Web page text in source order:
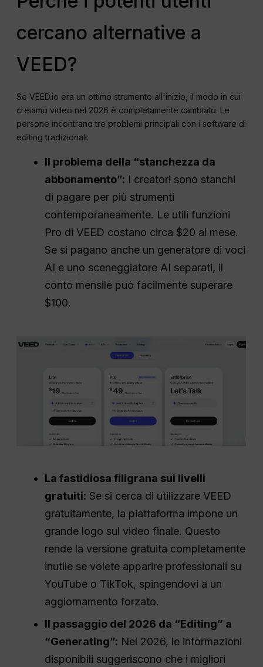
cercano alternative a
VEED?
Se VEED.io era un ottimo strumento all'inizio, il modo in cui
creiamo video nel 2026 è completamente cambiato. Le
persone incontrano tre problemi principali con i software di
editing tradizionali:
Il problema della “stanchezza da
abbonamento”: I creatori sono stanchi
di pagare per più strumenti
contemporaneamente. Le utili funzioni
Pro di VEED costano circa $20 al mese.
Se si pagano anche un generatore di voci
AI e uno sceneggiatore AI separati, il
conto mensile può facilmente superare
$100.
La fastidiosa filigrana sui livelli
gratuiti: Se si cerca di utilizzare VEED
gratuitamente, la piattaforma impone un
grande logo sul video finale. Questo
rende la versione gratuita completamente
inutile se volete apparire professionali su
YouTube o TikTok, spingendovi a un
aggiornamento forzato.
Il passaggio del 2026 da “Editing” a
“Generating”: Nel 2026, le informazioni
disponibili suggeriscono che i migliori